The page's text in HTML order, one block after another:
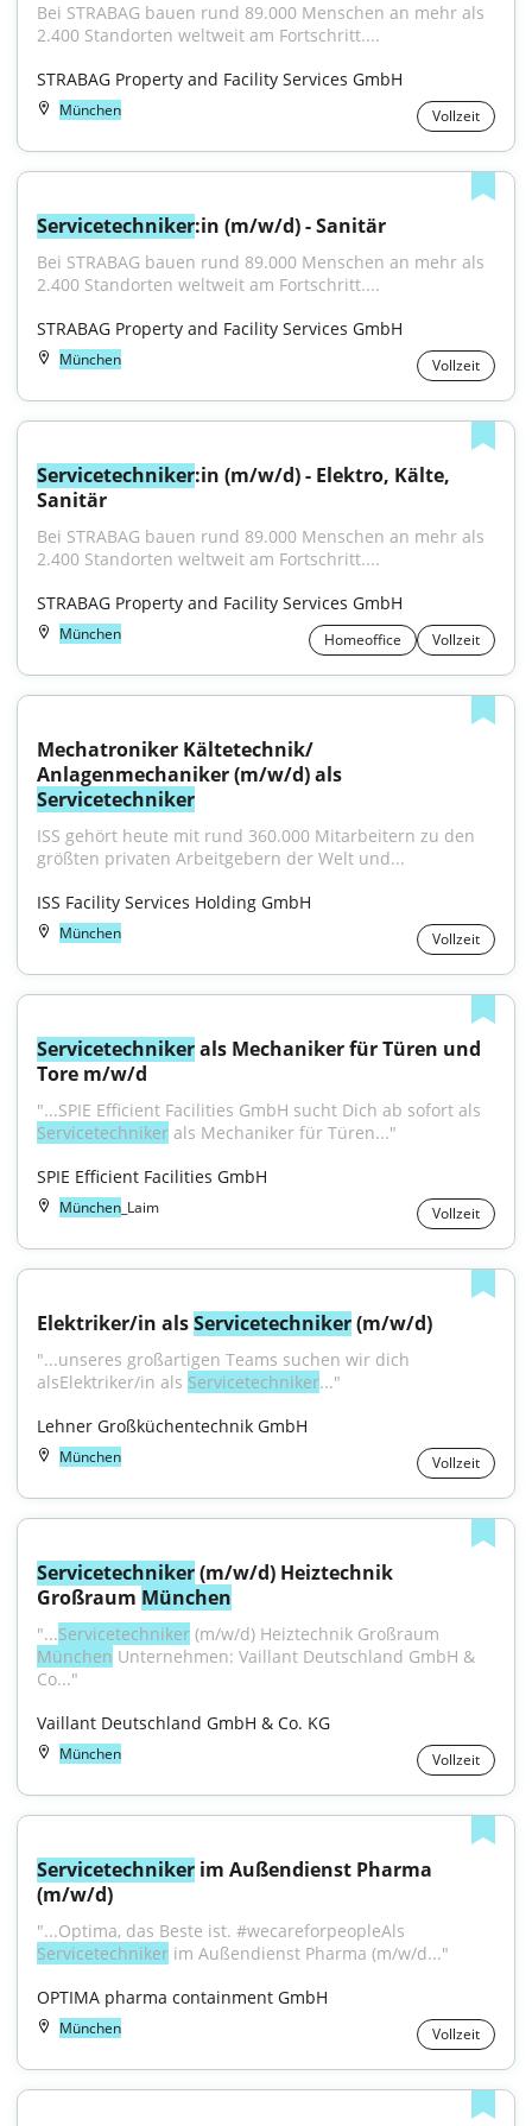
Bei STRABAG bauen rund 89.000 Menschen an mehr als
2.400 Standorten weltweit am Fortschritt....
STRABAG Property and Facility Services GmbH
München Vollzeit
Servicetechniker:in (m/w/d) - Sanitär
Bei STRABAG bauen rund 89.000 Menschen an mehr als
2.400 Standorten weltweit am Fortschritt....
STRABAG Property and Facility Services GmbH
München Vollzeit
Servicetechniker:in (m/w/d) - Elektro, Kälte,
Sanitär
Bei STRABAG bauen rund 89.000 Menschen an mehr als
2.400 Standorten weltweit am Fortschritt....
STRABAG Property and Facility Services GmbH
München Homeoffice Vollzeit
Mechatroniker Kältetechnik/
Servicetechniker
ISS gehört heute mit rund 360.000 Mitarbeitern zu den
größten privaten Arbeitgebern der Welt und...
ISS Facility Services Holding GmbH
München Vollzeit
Servicetechniker als Mechaniker für Türen und
Tore m/w/d
Servicetechniker als Mechaniker für Türen..."
SPIE Efficient Facilities GmbH
München _Laim Vollzeit
Elektriker/in als Servicetechniker (m/w/d)
"...unseres großartigen Teams suchen wir dich
alsElektriker/in als Servicetechniker..."
Lehner Großküchentechnik GmbH
München Vollzeit
Servicetechniker (m/w/d) Heiztechnik
Großraum München
"...Servicetechniker
München Unternehmen: Vaillant Deutschland GmbH &
Co..."
Vaillant Deutschland GmbH & Co. KG
München Vollzeit
Servicetechniker im Außendienst Pharma
(m/w/d)
Servicetechniker im Außendienst Pharma (m/w/d..."
OPTIMA pharma containment GmbH
München Vollzeit